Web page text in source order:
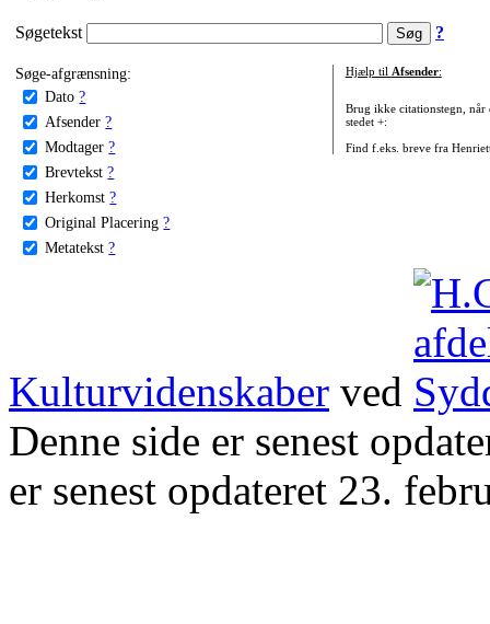
Søgetekst ?
Søge-afgrænsning:
Dato ?
Afsender ?
Modtager ?
Brevtekst ?
Herkomst ?
Original Placering ?
Metatekst ?
Hjælp til Afsender:
Brug ikke citationstegn, når
stedet +:
Find f.eks. breve fra
Kulturvidenskaber ved
Denne side er senest
er senest opdateret 23.